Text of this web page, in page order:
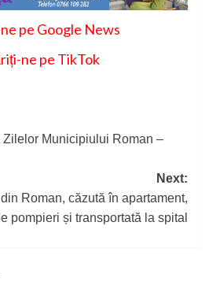
pe Google News
ne pe TikTok
Municipiului Roman –
Next:
Roman, căzută în apartament,
pompieri și transportată la spital